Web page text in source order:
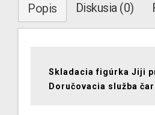
Popis Diskusia (0)
Skladacia figúrka Jiji
Doručovacia služba